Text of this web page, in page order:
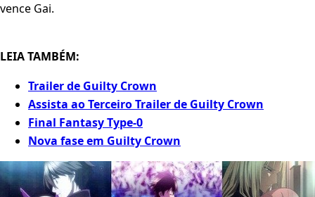
vence Gai.
LEIA TAMBÉM:
Trailer de Guilty Crown
Assista ao Terceiro Trailer de Guilty Crown
Final Fantasy Type-0
Nova fase em Guilty Crown